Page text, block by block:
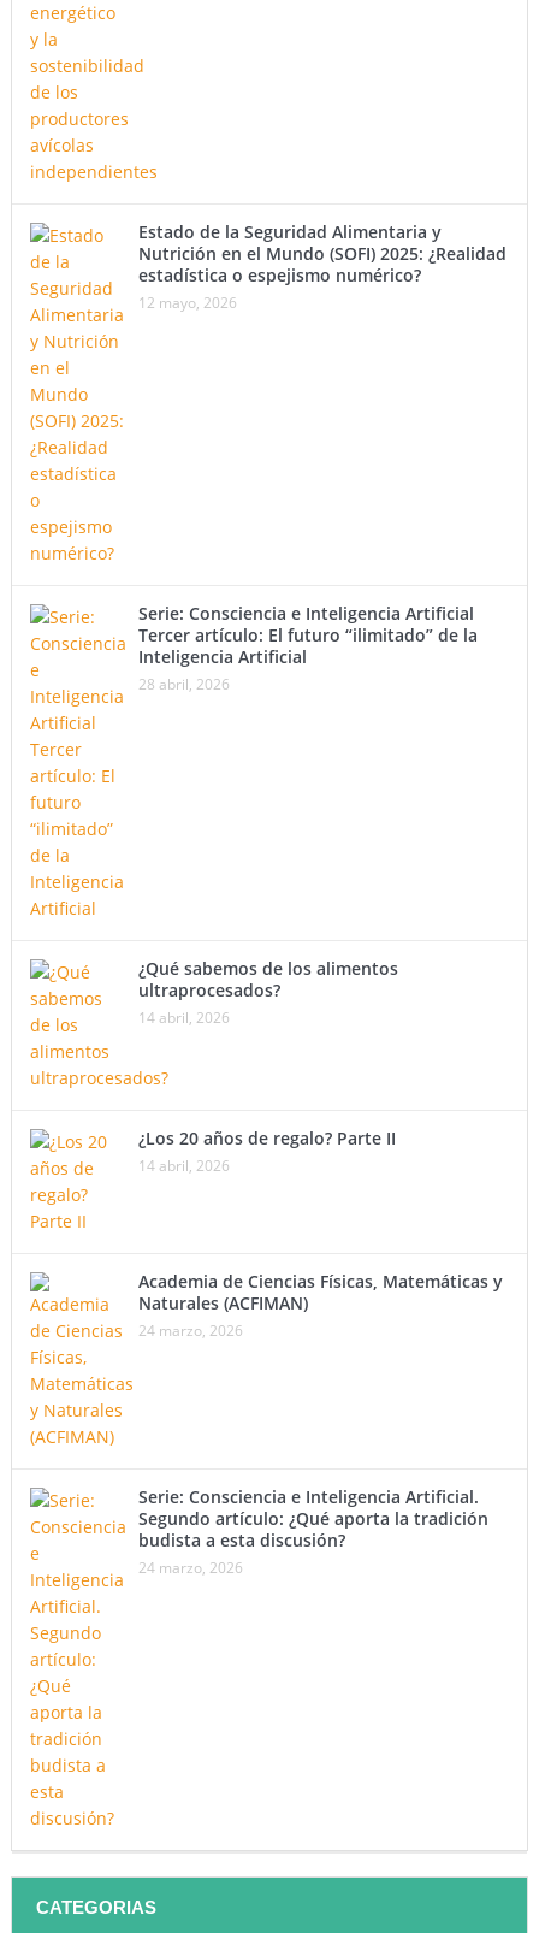
Estado de la Seguridad Alimentaria y
Nutrición en el Mundo (SOFI) 2025: ¿Realidad
estadística o espejismo numérico?
12 mayo, 2026
Serie: Consciencia e Inteligencia Artificial
Tercer artículo: El futuro “ilimitado” de la
Inteligencia Artificial
28 abril, 2026
¿Qué sabemos de los alimentos
ultraprocesados?
14 abril, 2026
¿Los 20 años de regalo? Parte II
14 abril, 2026
Academia de Ciencias Físicas, Matemáticas y
Naturales (ACFIMAN)
24 marzo, 2026
Serie: Consciencia e Inteligencia Artificial.
Segundo artículo: ¿Qué aporta la tradición
budista a esta discusión?
24 marzo, 2026
CATEGORIAS